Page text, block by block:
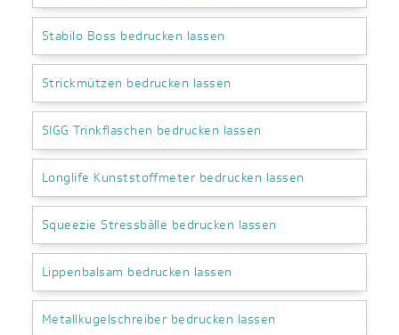
Stabilo Boss bedrucken lassen
Strickmützen bedrucken lassen
SIGG Trinkflaschen bedrucken lassen
Longlife Kunststoffmeter bedrucken lassen
Squeezie Stressbälle bedrucken lassen
Lippenbalsam bedrucken lassen
Metallkugelschreiber bedrucken lassen